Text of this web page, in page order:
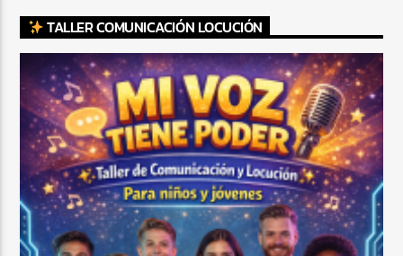
TALLER COMUNICACIÓN LOCUCIÓN